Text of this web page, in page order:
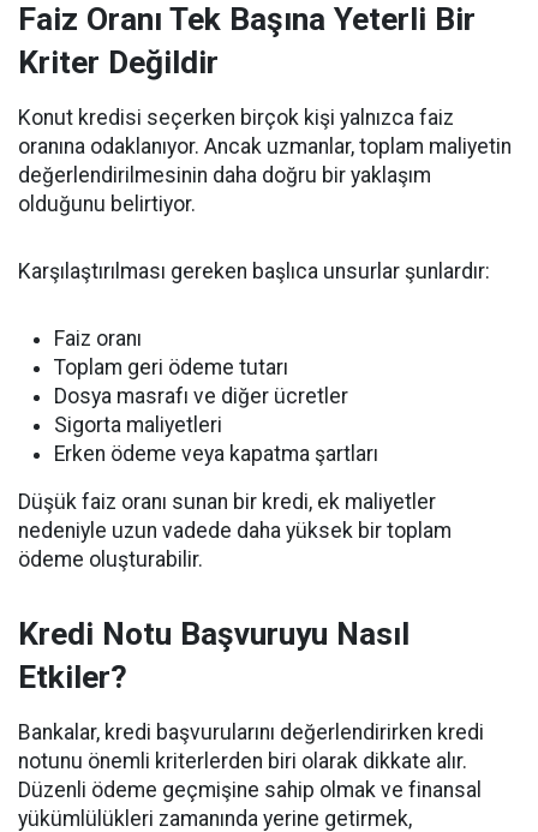
Faiz Oranı Tek Başına Yeterli Bir
Kriter Değildir
Konut kredisi seçerken birçok kişi yalnızca faiz
oranına odaklanıyor. Ancak uzmanlar, toplam maliyetin
değerlendirilmesinin daha doğru bir yaklaşım
olduğunu belirtiyor.
Karşılaştırılması gereken başlıca unsurlar şunlardır:
Faiz oranı
Toplam geri ödeme tutarı
Dosya masrafı ve diğer ücretler
Sigorta maliyetleri
Erken ödeme veya kapatma şartları
Düşük faiz oranı sunan bir kredi, ek maliyetler
nedeniyle uzun vadede daha yüksek bir toplam
ödeme oluşturabilir.
Kredi Notu Başvuruyu Nasıl
Etkiler?
Bankalar, kredi başvurularını değerlendirirken kredi
notunu önemli kriterlerden biri olarak dikkate alır.
Düzenli ödeme geçmişine sahip olmak ve finansal
yükümlülükleri zamanında yerine getirmek,